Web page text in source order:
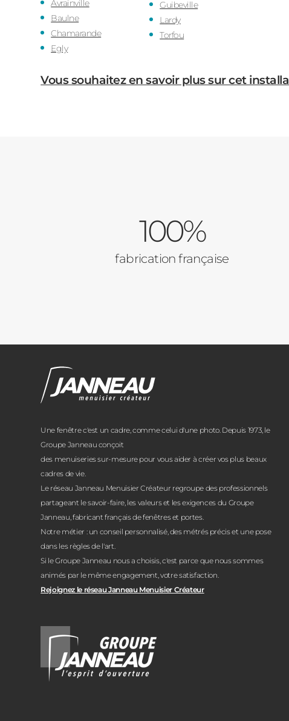
Avrainville
Baulne
Chamarande
Egly
Guibeville
Lardy
Torfou
Vous souhaitez en savoir plus sur cet
100%
fabrication française
Une fenêtre c'est un cadre, comme celui d'une photo. Depuis 1973, le
Groupe Janneau conçoit
des menuiseries sur-mesure pour vous aider à créer vos plus beaux
cadres de vie.
Le réseau Janneau Menuisier Créateur regroupe des professionnels
partageant le savoir-faire, les valeurs et les exigences du Groupe
Janneau, fabricant français de fenêtres et portes.
Notre métier : un conseil personnalisé, des métrés précis et une pose
dans les règles de l'art.
Si le Groupe Janneau nous a choisis, c'est parce que nous sommes
animés par le même engagement, votre satisfaction.
Rejoignez le réseau Janneau Menuisier Créateur